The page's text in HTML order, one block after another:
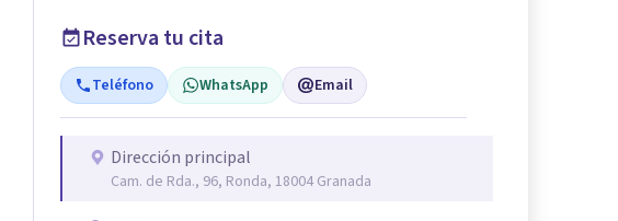
Reserva tu cita
Teléfono WhatsApp Email
Dirección principal
Cam. de Rda., 96, Ronda, 18004 Granada